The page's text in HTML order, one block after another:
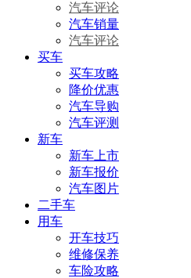
汽车评论
汽车销量
汽车评论
买车
买车攻略
降价优惠
汽车导购
汽车评测
新车
新车上市
新车报价
汽车图片
二手车
用车
开车技巧
维修保养
车险攻略